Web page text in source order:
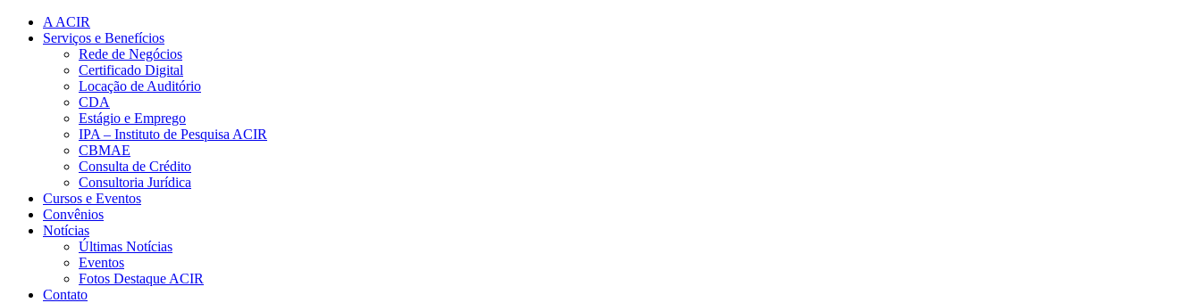
A ACIR
Serviços e Benefícios
Rede de Negócios
Certificado Digital
Locação de Auditório
CDA
Estágio e Emprego
IPA – Instituto de Pesquisa ACIR
CBMAE
Consulta de Crédito
Consultoria Jurídica
Cursos e Eventos
Convênios
Notícias
Últimas Notícias
Eventos
Fotos Destaque ACIR
Contato